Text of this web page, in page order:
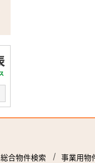
総合物件検索 事業用物